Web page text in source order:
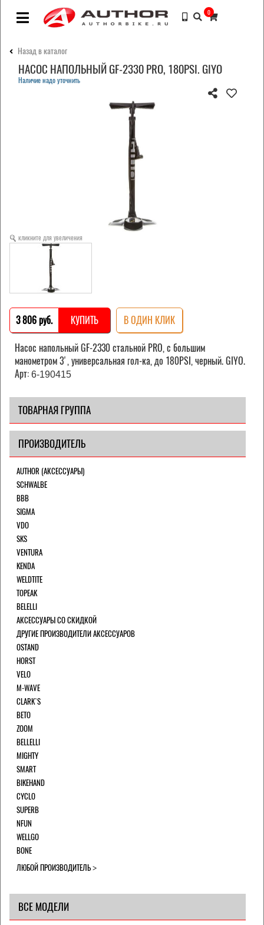
0
Назад в каталог
НАСОС НАПОЛЬНЫЙ GF-2330 PRO, 180PSI. GIYO
Наличие надо уточнить
кликните для увеличения
3 806 pуб. КУПИТЬ В ОДИН КЛИК
Насос напольный GF-2330 стальной PRO, с большим
манометром 3', универсальная гол-ка, до 180PSI, черный. GIYO.
Арт: 6-190415
ТОВАРНАЯ ГРУППА
ПРОИЗВОДИТЕЛЬ
AUTHOR (АКСЕССУАРЫ)
SCHWALBE
BBB
SIGMA
VDO
SKS
VENTURA
KENDA
WELDTITE
TOPEAK
BELELLI
АКСЕССУАРЫ СО СКИДКОЙ
ДРУГИЕ ПРОИЗВОДИТЕЛИ АКСЕССУАРОВ
OSTAND
HORST
VELO
M-WAVE
CLARK`S
BETO
ZOOM
BELLELLI
MIGHTY
SMART
BIKEHAND
CYCLO
SUPERB
NFUN
WELLGO
BONE
ЛЮБОЙ ПРОИЗВОДИТЕЛЬ
ВСЕ МОДЕЛИ